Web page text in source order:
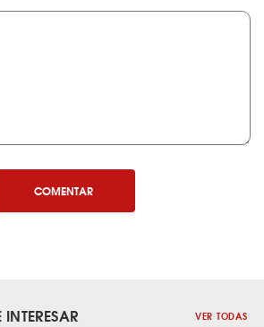
COMENTAR
VER TODAS